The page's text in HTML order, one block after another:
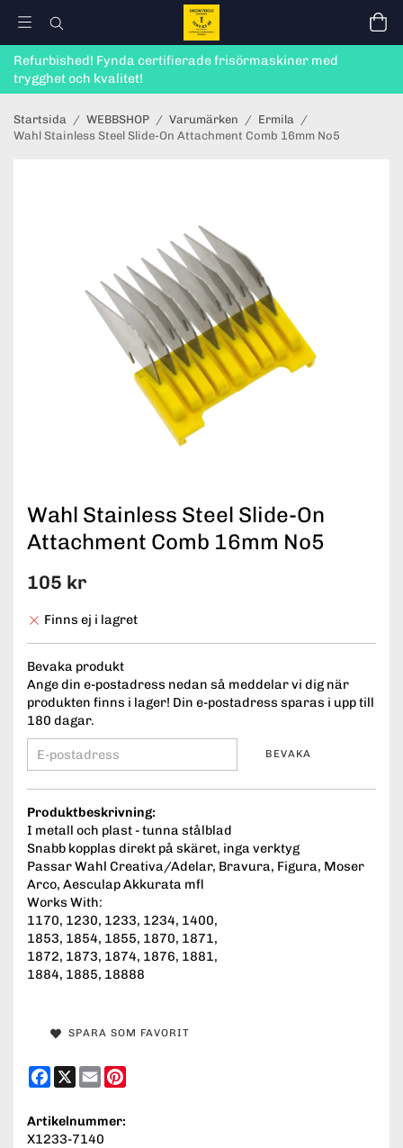
Refurbished! Fynda certifierade frisörmaskiner med
trygghet och kvalitet!
Startsida / WEBBSHOP / Varumärken / Ermila /
Wahl Stainless Steel Slide-On Attachment Comb 16mm No5
Wahl Stainless Steel Slide-On
Attachment Comb 16mm No5
105 kr
Finns ej i lagret
Bevaka produkt
Ange din e-postadress nedan så meddelar vi dig när
produkten finns i lager! Din e-postadress sparas i upp till
180 dagar.
BEVAKA
Produktbeskrivning:
I metall och plast - tunna stålblad
Snabb kopplas direkt på skäret, inga verktyg
Passar Wahl Creativa/Adelar, Bravura, Figura, Moser
Arco, Aesculap Akkurata mfl
Works With:
1170, 1230, 1233, 1234, 1400,
1853, 1854, 1855, 1870, 1871,
1872, 1873, 1874, 1876, 1881,
1884, 1885, 18888
SPARA SOM FAVORIT
Facebook
X Email
Artikelnummer:
X1233-7140